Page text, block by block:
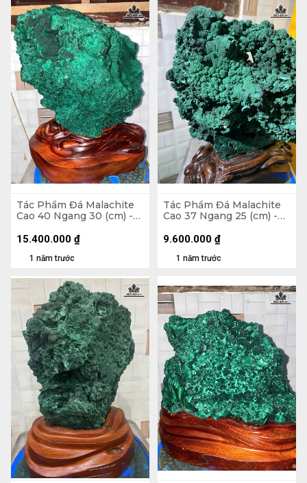
Tác Phẩm Đá Malachite
Cao 40 Ngang 30 (cm) -
1 năm trước
15.400.000 ₫
Tác Phẩm Đá Malachite
Cao 37 Ngang 25 (cm) -
1 năm trước
9.600.000 ₫